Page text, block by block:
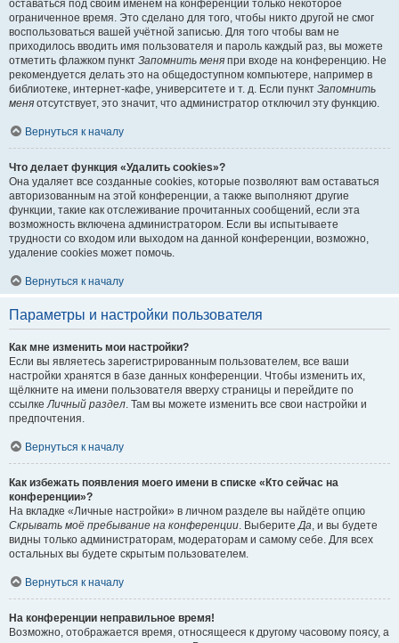
оставаться под своим именем на конференции только некоторое
ограниченное время. Это сделано для того, чтобы никто другой не смог
воспользоваться вашей учётной записью. Для того чтобы вам не
приходилось вводить имя пользователя и пароль каждый раз, вы можете
отметить флажком пункт Запомнить меня при входе на конференцию. Не
рекомендуется делать это на общедоступном компьютере, например в
библиотеке, интернет-кафе, университете и т. д. Если пункт Запомнить
меня отсутствует, это значит, что администратор отключил эту функцию.
Вернуться к началу
Что делает функция «Удалить cookies»?
Она удаляет все созданные cookies, которые позволяют вам оставаться
авторизованным на этой конференции, а также выполняют другие
функции, такие как отслеживание прочитанных сообщений, если эта
возможность включена администратором. Если вы испытываете
трудности со входом или выходом на данной конференции, возможно,
удаление cookies может помочь.
Вернуться к началу
Параметры и настройки пользователя
Как мне изменить мои настройки?
Если вы являетесь зарегистрированным пользователем, все ваши
настройки хранятся в базе данных конференции. Чтобы изменить их,
щёлкните на имени пользователя вверху страницы и перейдите по
ссылкеЛичный раздел. Там вы можете изменить все свои настройки и
предпочтения.
Вернуться к началу
Как избежать появления моего имени в списке «Кто сейчас на
конференции»?
На вкладке «Личные настройки» в личном разделе вы найдёте опцию
Скрывать моё пребывание на конференции. ВыберитеДа, и вы будете
видны только администраторам, модераторам и самому себе. Для всех
остальных вы будете скрытым пользователем.
Вернуться к началу
На конференции неправильное время!
Возможно, отображается время, относящееся к другому часовому поясу, а